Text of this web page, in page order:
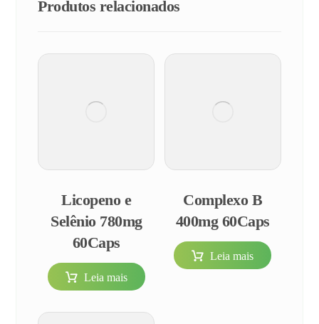
Produtos relacionados
Licopeno e
Selênio 780mg
60Caps
Leia mais
Complexo B
400mg 60Caps
Leia mais